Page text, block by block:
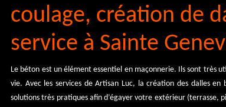
coulage, création de
service à Sainte
Le béton est un élément essentiel en maçonnerie. Ils sont très
vie. Avec les services de Artisan Luc, la création des dalles
solutions très pratiques afin d’égayer votre extérieur (terrasse,